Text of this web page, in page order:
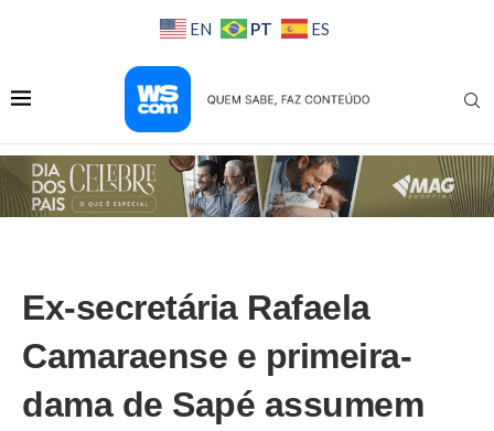
EN PT ES
Ex-secretária Rafaela
Camaraense e primeira-
dama de Sapé assumem